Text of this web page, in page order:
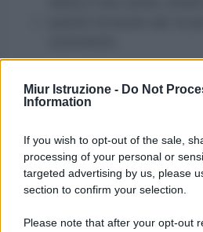
Miur Istruzione - Do Not
Information
If you wish to opt-out of the sale,
processing of your personal or
targeted advertising by us, please
section to confirm your selection.
Please note that after your opt-out